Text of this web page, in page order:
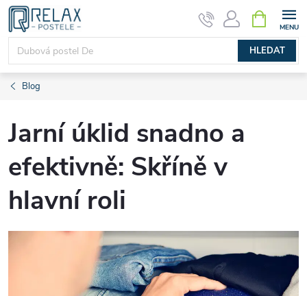
Přejít
obsah
HLEDAT
NÁKUPNÍ
KOŠÍK
Blog
Jarní úklid snadno a
efektivně: Skříně v
hlavní roli